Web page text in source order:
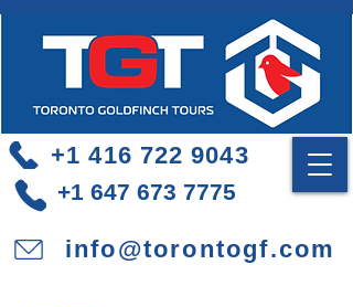
+1 416 722 9043
info@torontogf.com
+1 647 673 7775